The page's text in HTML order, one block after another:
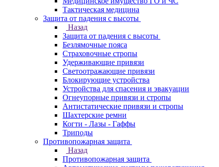
Тактическая медицина
Защита от падения с высоты
Назад
Защита от падения с высоты
Безлямочные пояса
Страховочные стропы
Удерживающие привязи
Светоотражающие привязи
Блокирующие устройства
Устройства для спасения и эвакуации
Огнеупорные привязи и стропы
Антистатические привязи и стропы
Шахтерские ремни
Когти - Лазы - Гаффы
Триподы
Противопожарная защита
Назад
Противопожарная защита